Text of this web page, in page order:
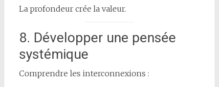
La profondeur crée la valeur.
8. Développer une pensée
systémique
Comprendre les interconnexions :